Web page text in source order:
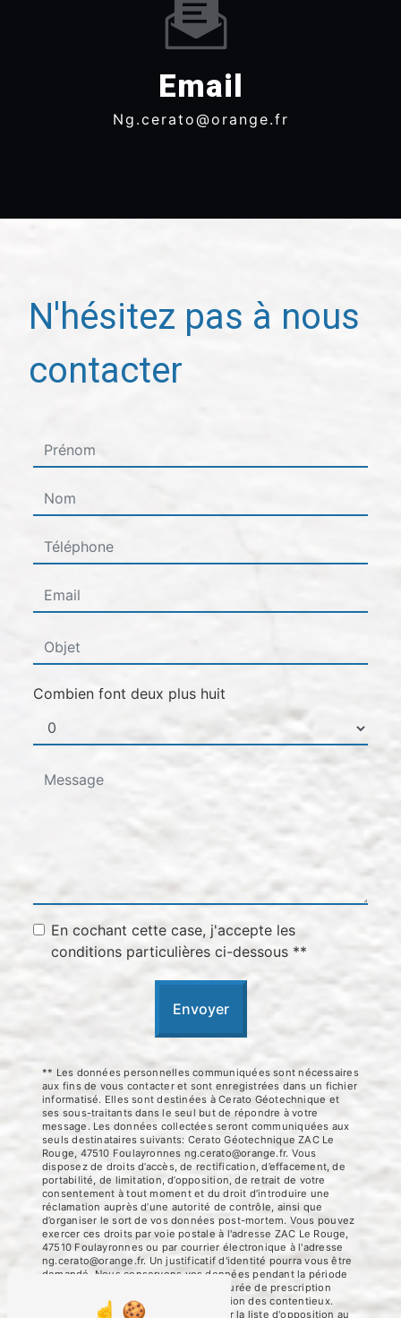
Email
ng.cerato@orange.fr
N'hésitez pas à nous
contacter
Combien font deux plus huit
En cochant cette case, j'accepte les
conditions particulières ci-dessous **
Envoyer
** Les données personnelles communiquées sont nécessaires
aux fins de vous contacter et sont enregistrées dans un fichier
informatisé. Elles sont destinées à Cerato Géotechnique et
ses sous-traitants dans le seul but de répondre à votre
message. Les données collectées seront communiquées aux
seuls destinataires suivants: Cerato Géotechnique ZAC Le
Rouge, 47510 Foulayronnes ng.cerato@orange.fr. Vous
disposez de droits d’accès, de rectification, d’effacement, de
portabilité, de limitation, d’opposition, de retrait de votre
consentement à tout moment et du droit d’introduire une
réclamation auprès d’une autorité de contrôle, ainsi que
d’organiser le sort de vos données post-mortem. Vous pouvez
exercer ces droits par voie postale à l'adresse ZAC Le Rouge,
47510 Foulayronnes ou par courrier électronique à l'adresse
ng.cerato@orange.fr. Un justificatif d'identité pourra vous être
demandé. Nous conservons vos données pendant la période
de prise de contact puis pendant la durée de prescription
légale aux fins probatoires et de gestion des contentieux.
Vous avez le droit de vous inscrire sur la liste d'opposition au